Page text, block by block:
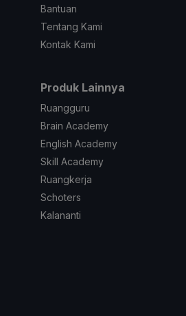
Bantuan
Tentang Kami
Kontak Kami
Produk Lainnya
Ruangguru
Brain Academy
English Academy
Skill Academy
Ruangkerja
Schoters
Kalananti